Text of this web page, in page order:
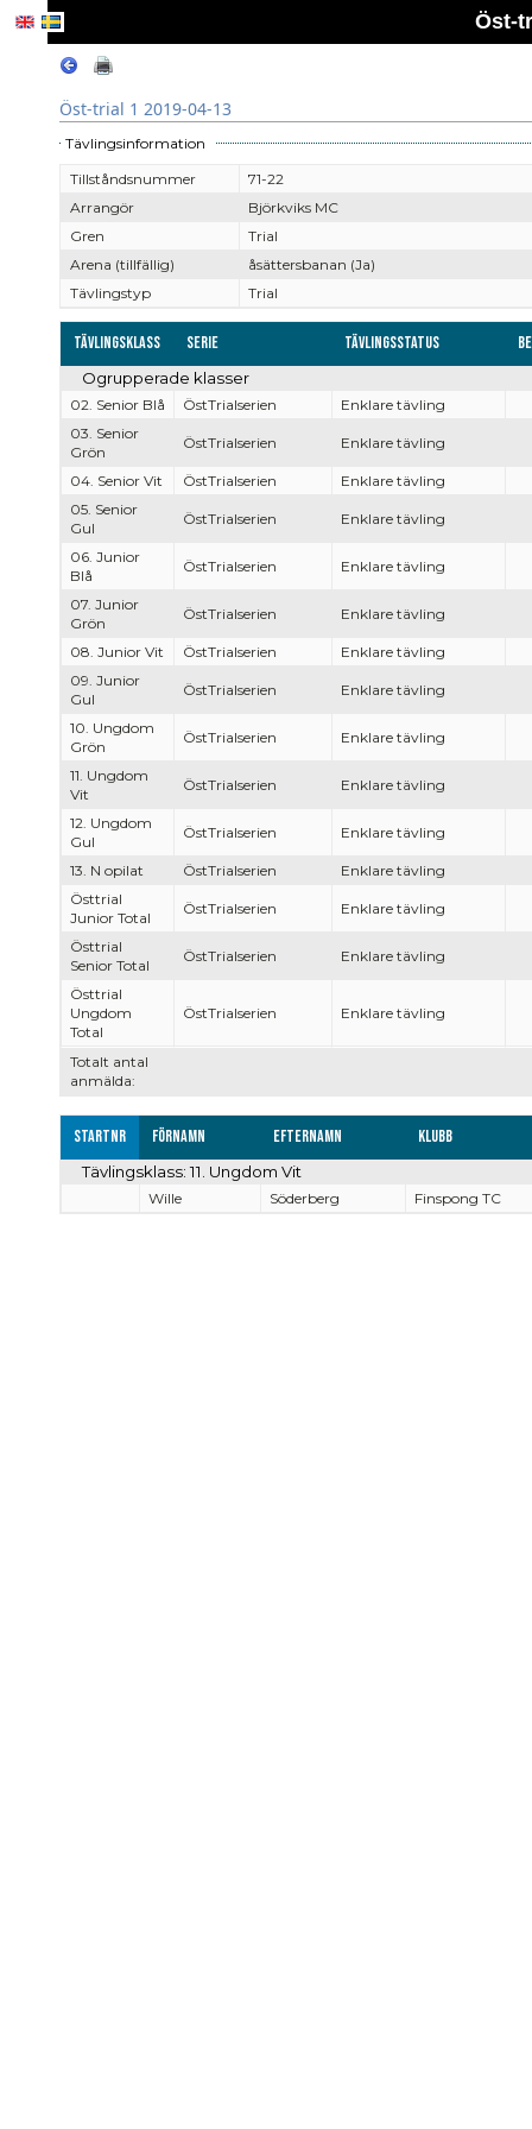
Öst-
Öst-trial 1 2019-04-13
Tävlingsinformation
Tillståndsnummer
71-22
Arrangör
Björkviks MC
Gren
Trial
Arena (tillfällig)
åsättersbanan (Ja)
Tävlingstyp
Trial
Tävlingsklass Serie Tävlingsstatus
Totalt antal
anmälda:
Ogrupperade klasser
02. Senior Blå ÖstTrialserien
Enklare tävling
03. Senior
Grön
ÖstTrialserien Enklare tävling
04. Senior Vit ÖstTrialserien
Enklare tävling
05. Senior
Gul
ÖstTrialserien Enklare tävling
06. Junior
Blå
ÖstTrialserien Enklare tävling
07. Junior
Grön
ÖstTrialserien Enklare tävling
08. Junior Vit ÖstTrialserien
Enklare tävling
09. Junior
Gul
ÖstTrialserien Enklare tävling
10. Ungdom
Grön
ÖstTrialserien Enklare tävling
11. Ungdom
Vit
ÖstTrialserien Enklare tävling
12. Ungdom
Gul
ÖstTrialserien Enklare tävling
13. N opilat ÖstTrialserien
Enklare tävling
Östtrial
Junior Total
ÖstTrialserien Enklare tävling
Östtrial
Senior Total
ÖstTrialserien Enklare tävling
Östtrial
Ungdom
Total
ÖstTrialserien Enklare tävling
Startnr Förnamn Efternamn Klubb
Tävlingsklass: 11. Ungdom Vit
Wille Söderberg Finspong TC